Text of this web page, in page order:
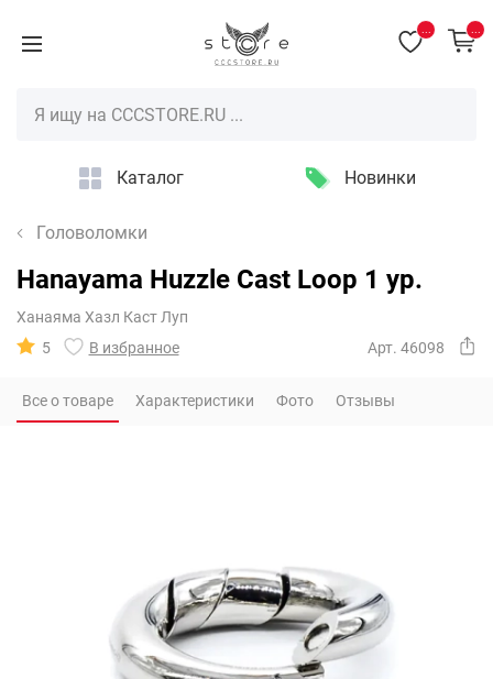
Каталог Новинки
Головоломки
Hanayama Huzzle Cast Loop 1 ур.
Ханаяма Хазл Каст Луп
5
В избранное Арт. 46098
Все о товаре Характеристики Фото Отзывы